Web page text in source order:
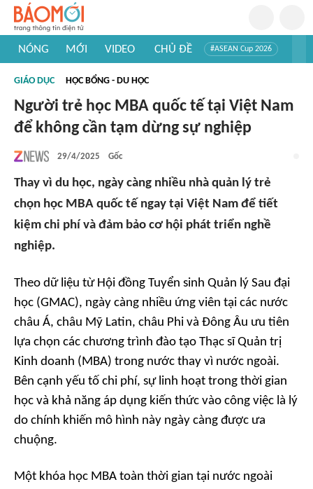
NÓNG MỚI VIDEO CHỦ ĐỀ #ASEAN Cup 2026
#Khám phá thế giới
GIÁO DỤC HỌC BỔNG - DU HỌC
Người trẻ học MBA quốc tế tại Việt Nam
để không cần tạm dừng sự nghiệp
29/4/2025 Gốc
Thay vì du học, ngày càng nhiều nhà quản lý trẻ
chọn học MBA quốc tế ngay tại Việt Nam để tiết
kiệm chi phí và đảm bảo cơ hội phát triển nghề
nghiệp.
Theo dữ liệu từ Hội đồng Tuyển sinh Quản lý Sau đại
học (GMAC), ngày càng nhiều ứng viên tại các nước
châu Á, châu Mỹ Latin, châu Phi và Đông Âu ưu tiên
lựa chọn các chương trình đào tạo Thạc sĩ Quản trị
Kinh doanh (MBA) trong nước thay vì nước ngoài.
Bên cạnh yếu tố chi phí, sự linh hoạt trong thời gian
học và khả năng áp dụng kiến thức vào công việc là lý
do chính khiến mô hình này ngày càng được ưa
chuộng.
Một khóa học MBA toàn thời gian tại nước ngoài